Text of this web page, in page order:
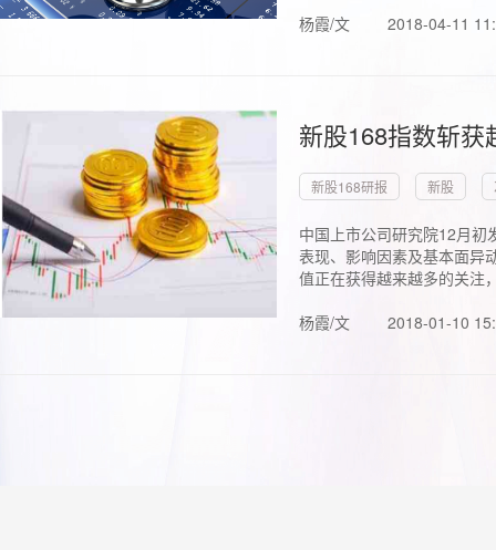
杨霞/文 2018-04-11
新股168指数斩
新股168研报 新股
中国上市公司研究院12月初
表现、影响因素及基本面异
值正在获得越来越多的关注
杨霞/文
2018-01-10